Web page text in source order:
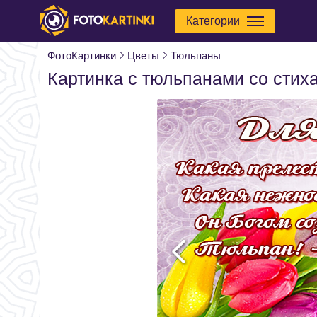
Категории
ФотоКартинки Цветы Тюльпаны
Картинка с тюльпанами со